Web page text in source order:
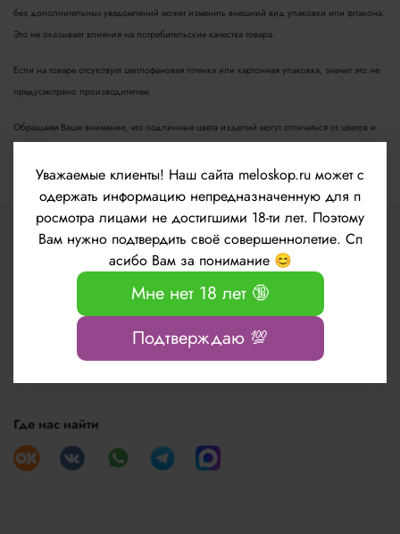
без дополнительных уведомлений может изменить внешний вид упаковки или флакона.
Это не оказывает влияния на потребительские качества товара.
Если на товаре отсутствует целлофановая пленка или картонная упаковка, значит это не
предусмотрено производителем.
Обращаем Ваше внимание, что подлинные цвета изделий могут отличаться от цветов и
+7 (499) 550-19-10 +7 (915) 133-56-89
Где нас найти
Уважаемые клиенты! Наш сайта meloskop.ru может с
одержать информацию непредназначенную для п
росмотра лицами не достигшими 18-ти лет. Поэтому
Вам нужно подтвердить своё совершеннолетие. Сп
асибо Вам за понимание 😊
Мне нет 18 лет 🔞
Подтверждаю 💯